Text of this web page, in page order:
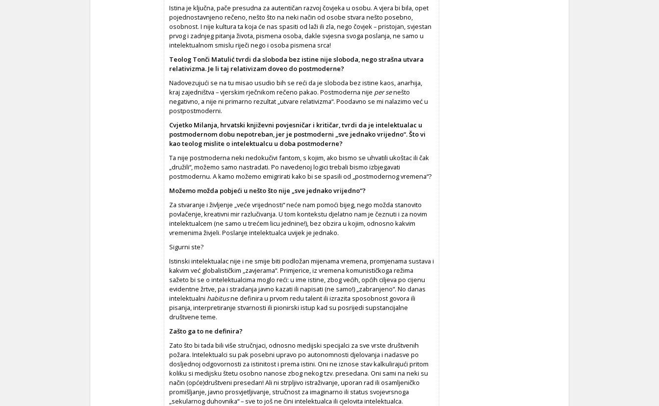
Istina je ključna, pače presudna za autentičan razvoj čovjeka u osobu. A vjera bi bila, opet
pojednostavnjeno rečeno, nešto što na neki način od osobe stvara nešto posebno,
osobnost. I nije kultura ta koja će nas spasiti od laži ili zla, nego čovjek – pristojan, svjestan
prvog i zadnjeg pitanja života, pismena osoba, dakle svjesna svoga poslanja, ne samo u
intelektualnom smislu riječi nego i osoba pismena srca!
Teolog Tonči Matulić tvrdi da sloboda bez istine nije sloboda, nego strašna utvara
relativizma. Je li taj relativizam doveo do postmoderne?
Nadovezujući se na tu misao usudio bih se reći da je sloboda bez istine kaos, anarhija,
kraj zajedništva – vjerskim rječnikom rečeno pakao. Postmoderna nije per senešto
negativno, a nije ni primarno rezultat „utvare relativizma“. Poodavno se mi nalazimo već u
postpostmoderni.
Cvjetko Milanja, hrvatski književni povjesničar i kritičar, tvrdi da je intelektualac u
postmodernom dobu nepotreban, jer je postmoderni „sve jednako vrijedno“. Što vi
kao teolog mislite o intelektualcu u doba postmoderne?
Ta nije postmoderna neki nedokučivi fantom, s kojim, ako bismo se uhvatili ukoštac ili čak
„družili“, možemo samo nastradati. Po navedenoj logici trebali bismo izbjegavati
postmodernu. A kamo možemo emigrirati kako bi se spasili od „postmodernog vremena“?
Možemo možda pobjeći u nešto što nije „sve jednako vrijedno“?
Za stvaranje i življenje „veće vrijednosti“ neće nam pomoći bijeg, nego možda stanovito
povlačenje, kreativni mir razlučivanja. U tom kontekstu djelatno nam je čeznuti i za novim
intelektualcem (ne samo u trećem licu jednine!), bez obzira u kojim, odnosno kakvim
vremenima živjeli. Poslanje intelektualca uvijek je jednako.
Sigurni ste?
Istinski intelektualac nije i ne smije biti podložan mijenama vremena, promjenama sustava i
kakvim već globalističkim „zavjerama“. Primjerice, iz vremena komunističkoga režima
sažeto bi se o intelektualcima moglo reći: u ime istine, zbog većih, općih ciljeva po cijenu
evidentne žrtve, pa i stradanja javno kazati ili napisati (ne samo!) „zabranjeno“. No danas
intelektualni habitusne definira u prvom redu talent ili izrazita sposobnost govora ili
pisanja, interpretiranje stvarnosti ili pionirski istup kad su posrijedi supstancijalne
društvene teme.
Zašto ga to ne definira?
Zato što bi tada bili više stručnjaci, odnosno medijski specijalci za sve vrste društvenih
požara. Intelektualci su pak posebni upravo po autonomnosti djelovanja i nadasve po
dosljednoj odgovornosti za istinitost i prema istini. Oni ne iznose stav kalkulirajući pritom
koliku si medijsku štetu osobno nanose zbog nekog tzv. presedana. Oni sami na neki su
način (opće)društveni presedan! Ali ni strpljivo istraživanje, uporan rad ili osamljeničko
promišljanje, javno prosvjetljivanje, stručnost za imaginarno ili status svojevrsnoga
„sekularnog duhovnika“ – sve to još ne čini intelektualca ili cjelovita intelektualca.